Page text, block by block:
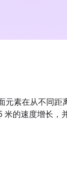
元素在从不同距
的速度增长，